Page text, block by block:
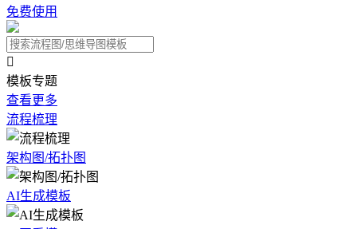
免费使用

模板专题
查看更多
流程梳理
架构图/拓扑图
AI生成模板